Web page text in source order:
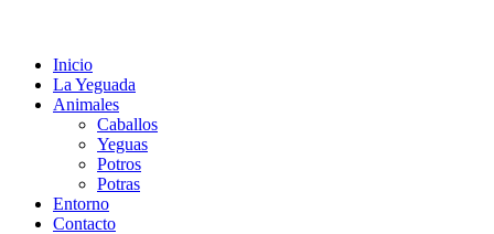
Inicio
La Yeguada
Animales
Caballos
Yeguas
Potros
Potras
Entorno
Contacto